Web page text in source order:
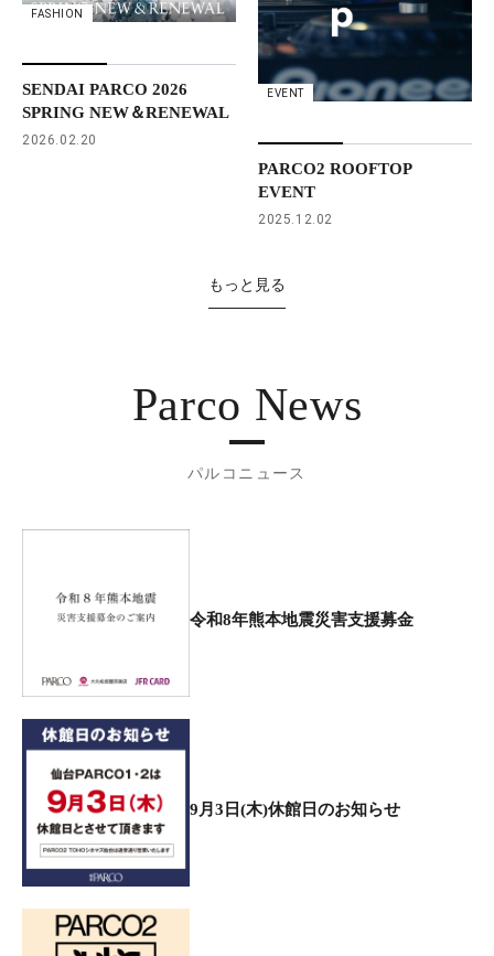
FASHION
SENDAI PARCO 2026
SPRING NEW＆RENEWAL
2026.02.20
EVENT
PARCO2 ROOFTOP
EVENT
2025.12.02
もっと見る
Parco News
パルコニュース
令和8年熊本地震災害支援募金
9月3日(木)休館日のお知らせ